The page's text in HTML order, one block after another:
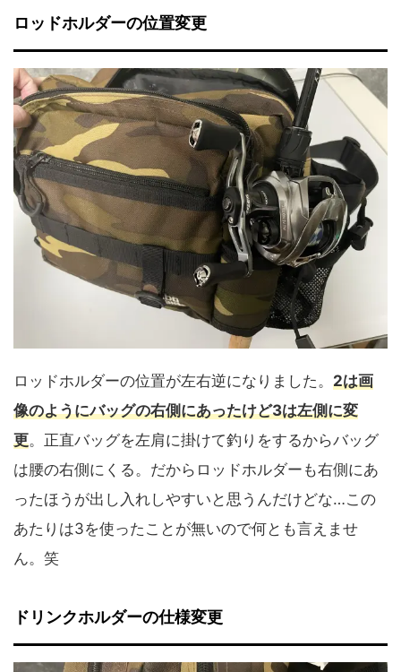
ロッドホルダーの位置変更
ロッドホルダーの位置が左右逆になりました。 2は画
像のようにバッグの右側にあったけど3は左側に変
更。正直バッグを左肩に掛けて釣りをするからバッグ
は腰の右側にくる。だからロッドホルダーも右側にあ
ったほうが出し入れしやすいと思うんだけどな…この
あたりは3を使ったことが無いので何とも言えませ
ん。笑
ドリンクホルダーの仕様変更